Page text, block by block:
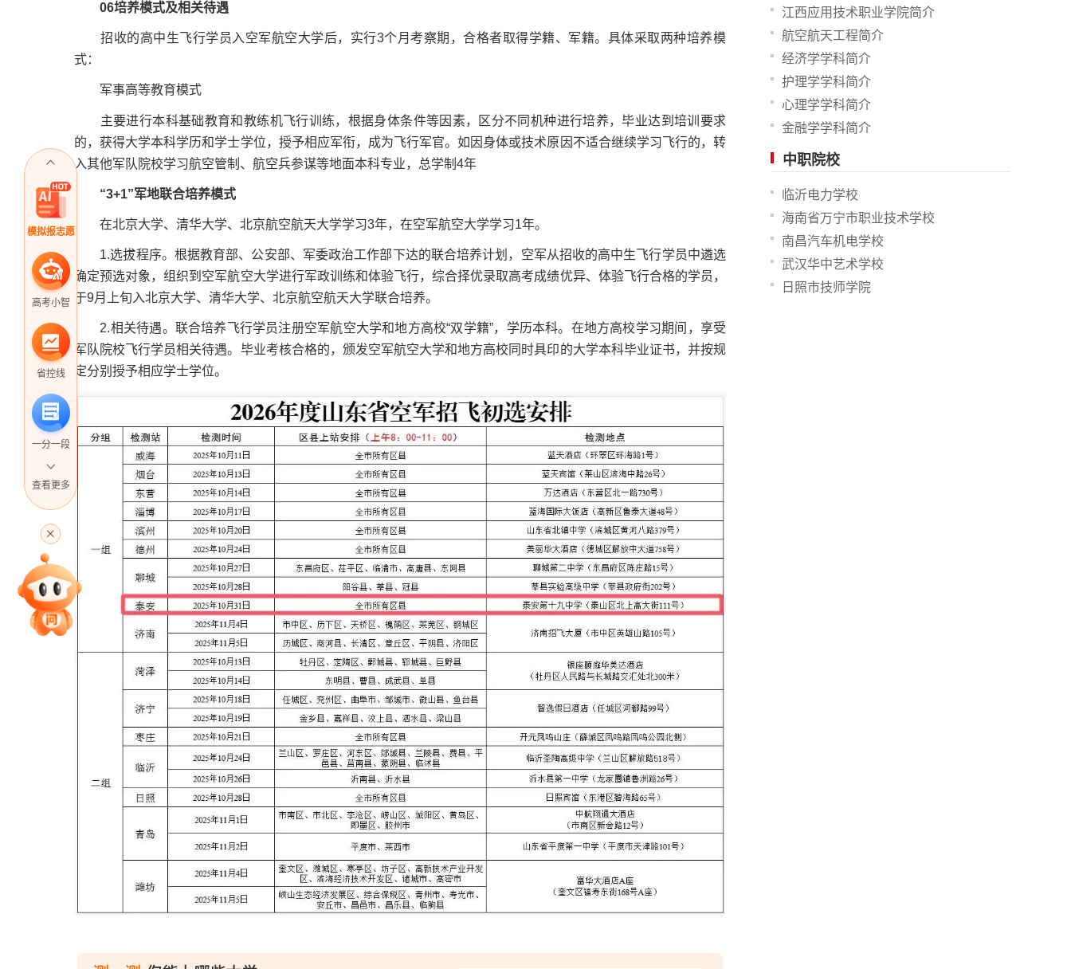
模拟报志愿
高考小智
省控线
一分一段
专家指导课
查看更多
06培养模式及相关待遇
招收的高中生飞行学员入空军航空大学后，实行3个月考察期，合格者取得学籍、军籍。具体采取两种培养模
式：
军事高等教育模式
主要进行本科基础教育和教练机飞行训练，根据身体条件等因素，区分不同机种进行培养，毕业达到培训要求
的，获得大学本科学历和学士学位，授予相应军衔，成为飞行军官。如因身体或技术原因不适合继续学习飞行的，转
入其他军队院校学习航空管制、航空兵参谋等地面本科专业，总学制4年
“3+1”军地联合培养模式
在北京大学、清华大学、北京航空航天大学学习3年，在空军航空大学学习1年。
1.选拔程序。根据教育部、公安部、军委政治工作部下达的联合培养计划，空军从招收的高中生飞行学员中遴选
确定预选对象，组织到空军航空大学进行军政训练和体验飞行，综合择优录取高考成绩优异、体验飞行合格的学员，
于9月上旬入北京大学、清华大学、北京航空航天大学联合培养。
2.相关待遇。联合培养飞行学员注册空军航空大学和地方高校“双学籍”，学历本科。在地方高校学习期间，享受
军队院校飞行学员相关待遇。毕业考核合格的，颁发空军航空大学和地方高校同时具印的大学本科毕业证书，并按规
定分别授予相应学士学位。
江西应用技术职业学院简介
航空航天工程简介
经济学学科简介
护理学学科简介
心理学学科简介
金融学学科简介
中职院校
临沂电力学校
海南省万宁市职业技术学校
南昌汽车机电学校
武汉华中艺术学校
日照市技师学院